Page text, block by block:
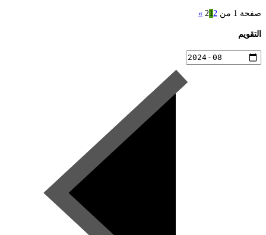
صفحة 1 من 2 1 2
»
التقويم